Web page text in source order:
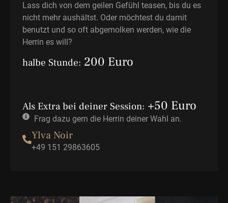
Lass dich von dem geilen Gefühl teasen, bis du es
nicht mehr aushältst. Oder möchtest du damit
benutzt und so oft abgemolken werden, wie die
Herrin es will?
halbe Stunde: 200 Euro
Als Extra bei deiner Session: +50 Euro
Frag dazu gern die Herrin deiner Wahl an.
Ylva Noir
+49 151 29863605